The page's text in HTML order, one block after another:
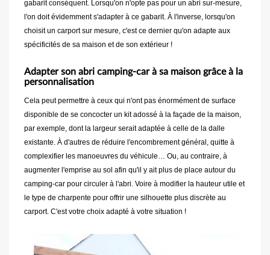
gabarit conséquent. Lorsqu'on n'opte pas pour un abri sur-mesure,
l'on doit évidemment s'adapter à ce gabarit. À l'inverse, lorsqu'on
choisit un carport sur mesure, c'est ce dernier qu'on adapte aux
spécificités de sa maison et de son extérieur !
Adapter son abri camping-car à sa maison grâce à la
personnalisation
Cela peut permettre à ceux qui n'ont pas énormément de surface
disponible de se concocter un kit adossé à la façade de la maison,
par exemple, dont la largeur serait adaptée à celle de la dalle
existante. À d'autres de réduire l'encombrement général, quitte à
complexifier les manoeuvres du véhicule… Ou, au contraire, à
augmenter l'emprise au sol afin qu'il y ait plus de place autour du
camping-car pour circuler à l'abri. Voire à modifier la hauteur utile et
le type de charpente pour offrir une silhouette plus discrète au
carport. C'est votre choix adapté à votre situation !